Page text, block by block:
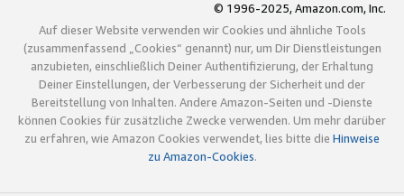
© 1996-2025, Amazon.com, Inc.
Auf dieser Website verwenden wir Cookies und ähnliche Tools
(zusammenfassend „Cookies“ genannt) nur, um Dir Dienstleistungen
anzubieten, einschließlich Deiner Authentifizierung, der Erhaltung
Deiner Einstellungen, der Verbesserung der Sicherheit und der
Bereitstellung von Inhalten. Andere Amazon-Seiten und -Dienste
können Cookies für zusätzliche Zwecke verwenden. Um mehr darüber
zu erfahren, wie Amazon Cookies verwendet, lies bitte die Hinweise
zu Amazon-Cookies.